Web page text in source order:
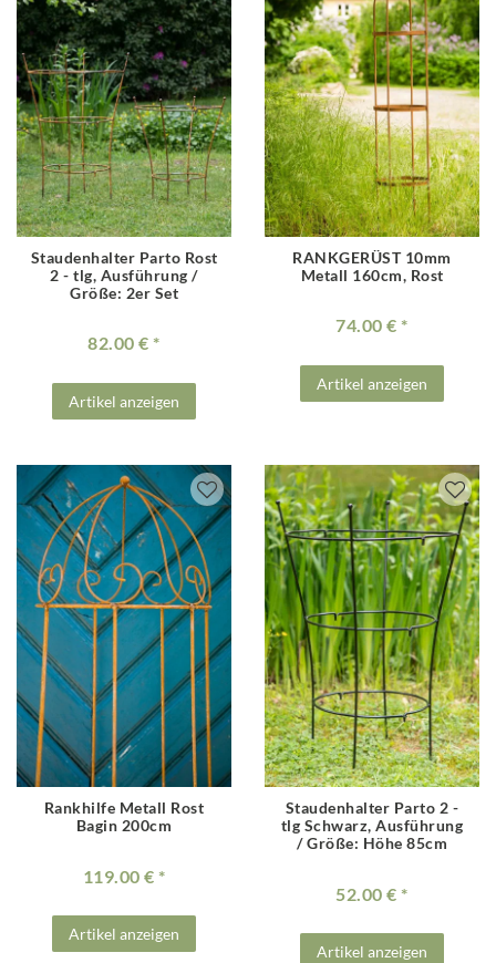
Staudenhalter Parto Rost
2 - tlg, Ausführung /
Größe: 2er Set
82.00 €
Artikel anzeigen
RANKGERÜST 10mm
Metall 160cm, Rost
74.00 €
Artikel anzeigen
Rankhilfe Metall Rost
Bagin 200cm
119.00 €
Artikel anzeigen
Staudenhalter Parto 2 -
tlg Schwarz, Ausführung
/ Größe: Höhe 85cm
52.00 €
Artikel anzeigen